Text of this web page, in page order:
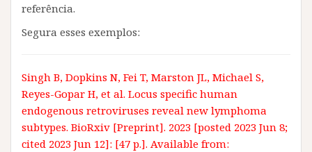
referência.
Segura esses exemplos:
Singh B, Dopkins N, Fei T, Marston JL, Michael S,
Reyes-Gopar H, et al. Locus specific human
endogenous retroviruses reveal new lymphoma
subtypes. BioRxiv [Preprint]. 2023 [posted 2023 Jun 8;
cited 2023 Jun 12]: [47 p.]. Available from: